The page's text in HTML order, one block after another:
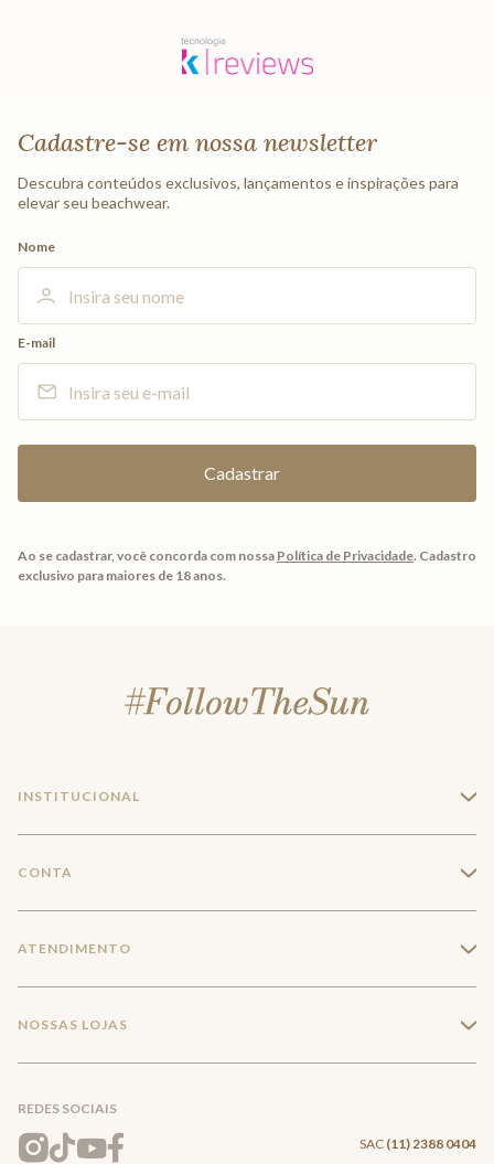
Cadastre-se em nossa newsletter
Descubra conteúdos exclusivos, lançamentos e inspirações para
elevar seu beachwear.
Nome
E-mail
Ao se cadastrar, você concorda com nossa Política de Privacidade. Cadastro
exclusivo para maiores de 18 anos.
INSTITUCIONAL +
Trabalhe conosco
Mapa do Site
CONTA +
Meus pedidos
Wishlist
ATENDIMENTO +
Entrega e Frete
NOSSAS LOJAS +
REDES SOCIAIS
SAC (11) 2388 0404